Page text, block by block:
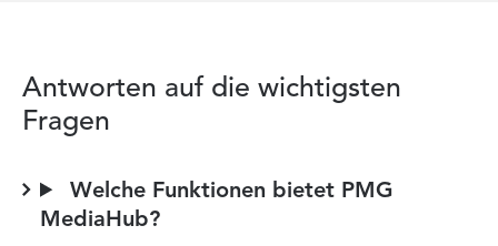
Antworten auf die wichtigsten
Fragen
Welche Funktionen bietet PMG
MediaHub?